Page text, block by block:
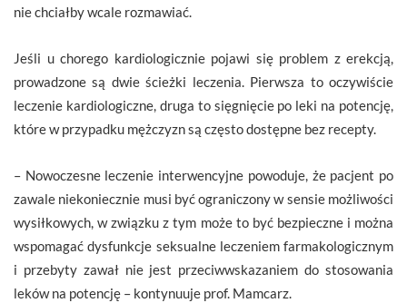
nie chciałby wcale rozmawiać.
Jeśli u chorego kardiologicznie pojawi się problem z erekcją,
prowadzone są dwie ścieżki leczenia. Pierwsza to oczywiście
leczenie kardiologiczne, druga to sięgnięcie po leki na potencję,
które w przypadku mężczyzn są często dostępne bez recepty.
– Nowoczesne leczenie interwencyjne powoduje, że pacjent po
zawale niekoniecznie musi być ograniczony w sensie możliwości
wysiłkowych, w związku z tym może to być bezpieczne i można
wspomagać dysfunkcje seksualne leczeniem farmakologicznym
i przebyty zawał nie jest przeciwwskazaniem do stosowania
leków na potencję – kontynuuje prof. Mamcarz.